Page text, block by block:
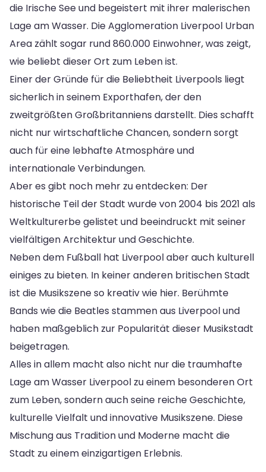
die Irische See und begeistert mit ihrer malerischen
Lage am Wasser. Die Agglomeration Liverpool Urban
Area zählt sogar rund 860.000 Einwohner, was zeigt,
wie beliebt dieser Ort zum Leben ist.
Einer der Gründe für die Beliebtheit Liverpools liegt
sicherlich in seinem Exporthafen, der den
zweitgrößten Großbritanniens darstellt. Dies schafft
nicht nur wirtschaftliche Chancen, sondern sorgt
auch für eine lebhafte Atmosphäre und
internationale Verbindungen.
Aber es gibt noch mehr zu entdecken: Der
historische Teil der Stadt wurde von 2004 bis 2021 als
Weltkulturerbe gelistet und beeindruckt mit seiner
vielfältigen Architektur und Geschichte.
Neben dem Fußball hat Liverpool aber auch kulturell
einiges zu bieten. In keiner anderen britischen Stadt
ist die Musikszene so kreativ wie hier. Berühmte
Bands wie die Beatles stammen aus Liverpool und
haben maßgeblich zur Popularität dieser Musikstadt
beigetragen.
Alles in allem macht also nicht nur die traumhafte
Lage am Wasser Liverpool zu einem besonderen Ort
zum Leben, sondern auch seine reiche Geschichte,
kulturelle Vielfalt und innovative Musikszene. Diese
Mischung aus Tradition und Moderne macht die
Stadt zu einem einzigartigen Erlebnis.